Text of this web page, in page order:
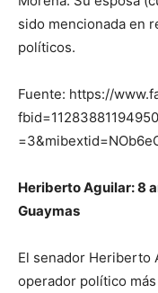
sido mencionada en
políticos.
Fuente: https://
Heriberto Aguilar: 8
Guaymas
El senador Heriberto
operador político